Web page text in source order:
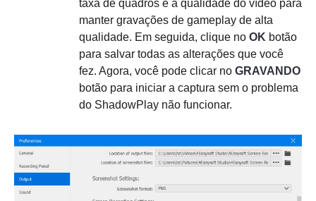
taxa de quadros e a qualidade do vídeo para
manter gravações de gameplay de alta
qualidade. Em seguida, clique no OK botão
para salvar todas as alterações que você
fez. Agora, você pode clicar no GRAVANDO
botão para iniciar a captura sem o problema
do ShadowPlay não funcionar.